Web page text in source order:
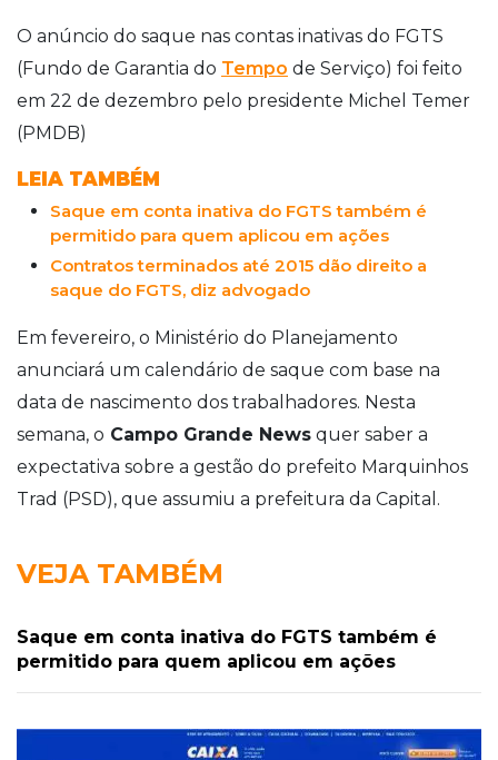
O anúncio do saque nas contas inativas do FGTS
(Fundo de Garantia do Tempo de Serviço) foi feito
em 22 de dezembro pelo presidente Michel Temer
(PMDB)
LEIA TAMBÉM
Saque em conta inativa do FGTS também é
permitido para quem aplicou em ações
Contratos terminados até 2015 dão direito a
saque do FGTS, diz advogado
Em fevereiro, o Ministério do Planejamento
anunciará um calendário de saque com base na
data de nascimento dos trabalhadores. Nesta
semana, o Campo Grande News quer saber a
expectativa sobre a gestão do prefeito Marquinhos
Trad (PSD), que assumiu a prefeitura da Capital.
VEJA TAMBÉM
Saque em conta inativa do FGTS também é
permitido para quem aplicou em ações